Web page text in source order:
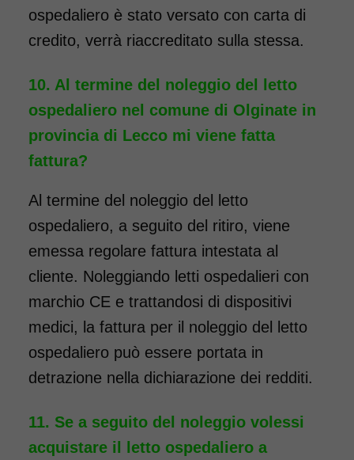
ospedaliero è stato versato con carta di
credito, verrà riaccreditato sulla stessa.
Al termine del noleggio del letto
ospedaliero nel comune di Olginate in
provincia di Lecco mi viene fatta
fattura?
Al termine del noleggio del letto
ospedaliero, a seguito del ritiro, viene
emessa regolare fattura intestata al
cliente. Noleggiando letti ospedalieri con
marchio CE e trattandosi di dispositivi
medici, la fattura per il noleggio del letto
ospedaliero può essere portata in
detrazione nella dichiarazione dei redditi.
Se a seguito del noleggio volessi
acquistare il letto ospedaliero a